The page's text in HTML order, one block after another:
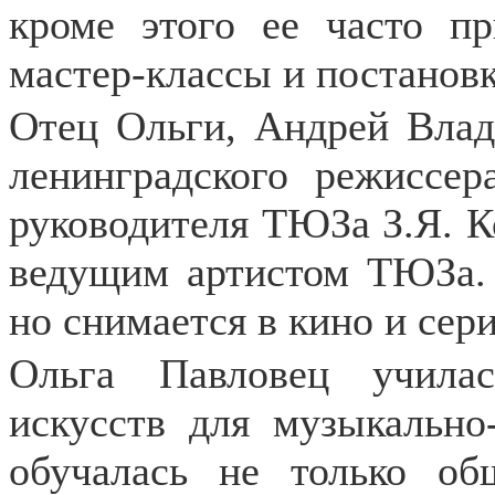
кроме этого ее часто
мастер-классы и
Отец Ольги, Андрей
ленинградского
руководителя ТЮЗа З.Я.
ведущим артистом ТЮЗа.
но снимается в кино и
Ольга Павловец
искусств для
обучалась не только